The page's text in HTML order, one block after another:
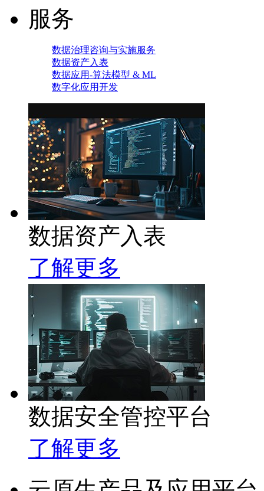
服务
数据治理咨询与实施服务
数据资产入表
数据应用-算法模型 & ML
数字化应用开发
数据资产入表
了解更多
数据安全管控平台
了解更多